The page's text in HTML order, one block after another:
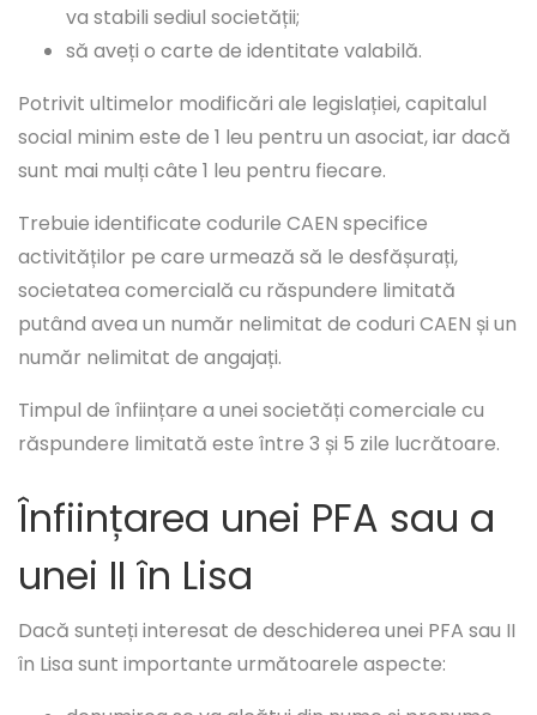
va stabili sediul societății;
să aveți o carte de identitate valabilă.
Potrivit ultimelor modificări ale legislației, capitalul
social minim este de 1 leu pentru un asociat, iar dacă
sunt mai mulți câte 1 leu pentru fiecare.
Trebuie identificate codurile CAEN specifice
activităților pe care urmează să le desfășurați,
societatea comercială cu răspundere limitată
putând avea un număr nelimitat de coduri CAEN și un
număr nelimitat de angajați.
Timpul de înființare a unei societăți comerciale cu
răspundere limitată este între 3 și 5 zile lucrătoare.
Înființarea unei PFA sau a
unei II în Lisa
Dacă sunteți interesat de deschiderea unei PFA sau II
în Lisa sunt importante următoarele aspecte: